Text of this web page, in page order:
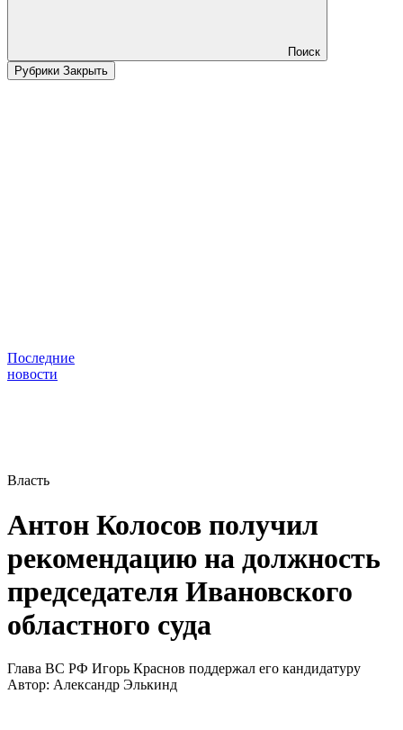
Поиск
Рубрики Закрыть
Последние
новости
Власть
Антон Колосов получил
рекомендацию на должность
председателя Ивановского
областного суда
Глава ВС РФ Игорь Краснов поддержал его кандидатуру
Автор: Александр Элькинд